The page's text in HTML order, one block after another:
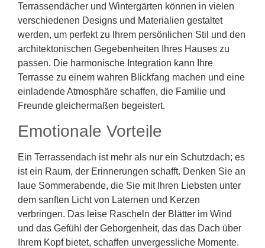
Terrassendächer und Wintergärten können in vielen
verschiedenen Designs und Materialien gestaltet
werden, um perfekt zu Ihrem persönlichen Stil und den
architektonischen Gegebenheiten Ihres Hauses zu
passen. Die harmonische Integration kann Ihre
Terrasse zu einem wahren Blickfang machen und eine
einladende Atmosphäre schaffen, die Familie und
Freunde gleichermaßen begeistert.
Emotionale Vorteile
Ein Terrassendach ist mehr als nur ein Schutzdach; es
ist ein Raum, der Erinnerungen schafft. Denken Sie an
laue Sommerabende, die Sie mit Ihren Liebsten unter
dem sanften Licht von Laternen und Kerzen
verbringen. Das leise Rascheln der Blätter im Wind
und das Gefühl der Geborgenheit, das das Dach über
Ihrem Kopf bietet, schaffen unvergessliche Momente.